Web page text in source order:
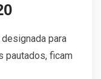
para
pautados, ficam